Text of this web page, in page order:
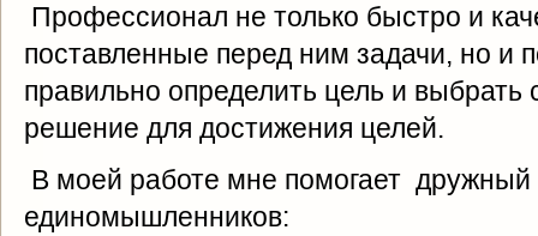
Профессионал не только быстро и
поставленные перед ним задачи, но и
правильно определить цель и
решение для достижения целей.
В моей работе мне помогает дружный
единомышленников: